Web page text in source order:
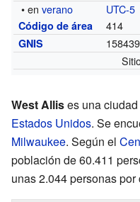
• enverano UTC-5
Código de área 414
GNIS
West Allises una
Estados Unidos. Se
Milwaukee. Según el
población de 60.411
unas 2.044 personas